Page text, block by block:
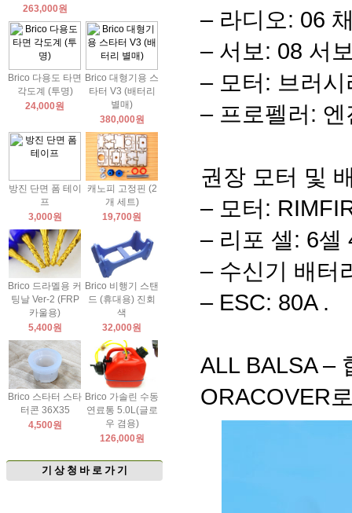
263,000원
Brico 다용도 타면
각도계 (투명)
24,000원
Brico 대형기용 스
타터 V3 (배터리
별매)
380,000원
방진 단면 폼 테이
프
3,000원
캐노피 고정핀 (2
개 세트)
19,700원
Brico 드라멜용 커
팅날 Ver-2 (FRP
카울용)
5,400원
Brico 비행기 스탠
드 (휴대용) 진회
색
32,000원
Brico 스타터 스타
터콘 36X35
4,500원
Brico 가솔린 수동
연료통 5.0L(글로
우 겸용)
126,000원
기 상 청 바 로 가 기
– 라디오: 06
– 서보: 08 서
– 모터: 브러
– 프로펠러:
권장 모터 및
– 모터:
– 리포 셀: 6셀
– 수신기 배터
– ESC: 80A .
ALL BALSA –
ORACOVER